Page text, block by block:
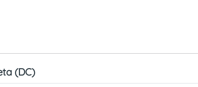
(DC)